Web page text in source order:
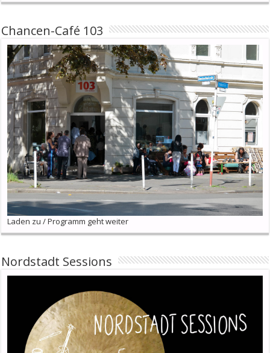
Chancen-Café 103
Laden zu / Programm geht weiter
Nordstadt Sessions